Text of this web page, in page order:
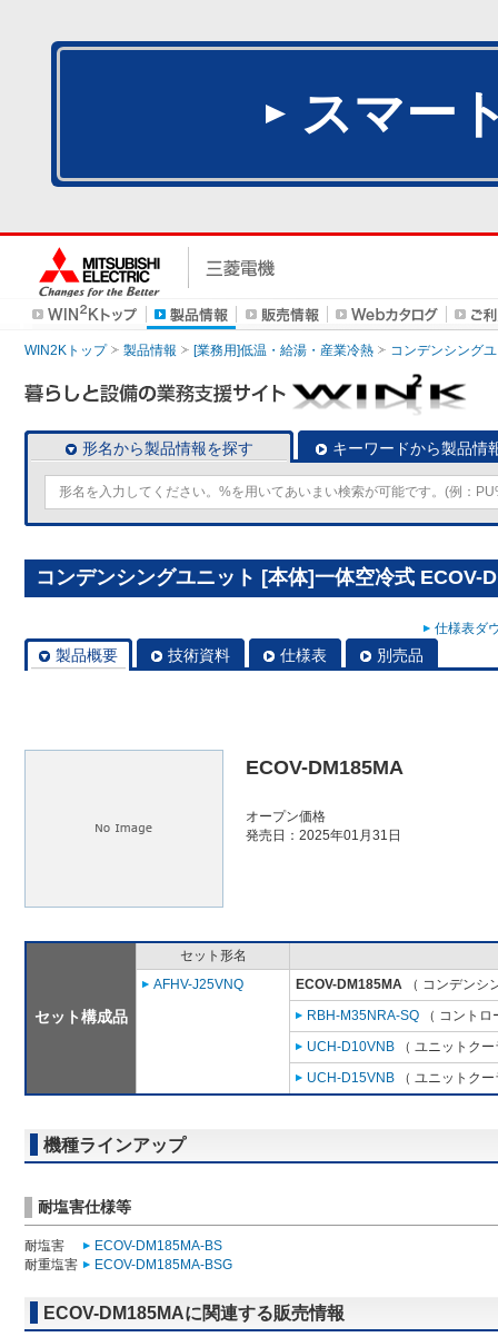
スマー
WIN2Kトップ 製品情報 [業務用]低温・給湯・産業冷熱 コンデンシング
形名から製品情報を探す キーワードから製品情
コンデンシングユニット [本体]一体空冷式 ECOV-
仕様表ダ
製品概要 技術資料 仕様表 別売品
ECOV-DM185MA
オープン価格
発売日：2025年01月31日
セット構成品
セット形名
AFHV-J25VNQ
ECOV-DM185MA （ コンデンシ
RBH-M35NRA-SQ （ コント
UCH-D10VNB （ ユニットク
UCH-D15VNB （ ユニットク
機種ラインアップ
耐塩害仕様等
耐塩害
ECOV-DM185MA-BS
耐重塩害
ECOV-DM185MA-BSG
ECOV-DM185MAに関連する販売情報